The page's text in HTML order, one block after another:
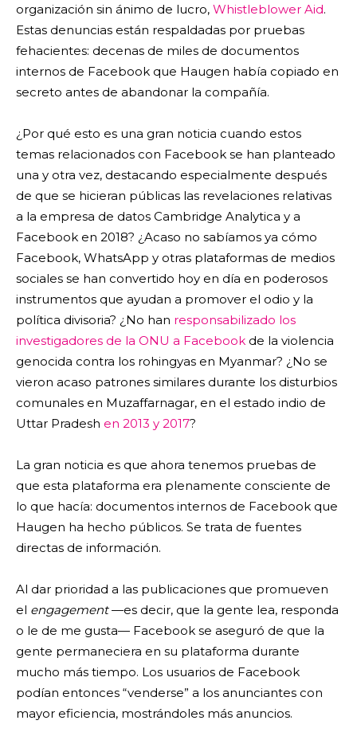
organización sin ánimo de lucro, Whistleblower Aid.
Estas denuncias están respaldadas por pruebas
fehacientes: decenas de miles de documentos
internos de Facebook que Haugen había copiado en
secreto antes de abandonar la compañía.
¿Por qué esto es una gran noticia cuando estos
temas relacionados con Facebook se han planteado
una y otra vez, destacando especialmente después
de que se hicieran públicas las revelaciones relativas
a la empresa de datos Cambridge Analytica y a
Facebook en 2018? ¿Acaso no sabíamos ya cómo
Facebook, WhatsApp y otras plataformas de medios
sociales se han convertido hoy en día en poderosos
instrumentos que ayudan a promover el odio y la
política divisoria? ¿No han responsabilizado los
investigadores de la ONU a Facebook de la violencia
genocida contra los rohingyas en Myanmar? ¿No se
vieron acaso patrones similares durante los disturbios
comunales en Muzaffarnagar, en el estado indio de
Uttar Pradesh en 2013 y 2017?
La gran noticia es que ahora tenemos pruebas de
que esta plataforma era plenamente consciente de
lo que hacía: documentos internos de Facebook que
Haugen ha hecho públicos. Se trata de fuentes
directas de información.
Al dar prioridad a las publicaciones que promueven
el engagement—es decir, que la gente lea, responda
o le de me gusta— Facebook se aseguró de que la
gente permaneciera en su plataforma durante
mucho más tiempo. Los usuarios de Facebook
podían entonces “venderse” a los anunciantes con
mayor eficiencia, mostrándoles más anuncios.